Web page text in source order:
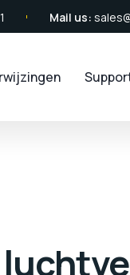
Mail us: